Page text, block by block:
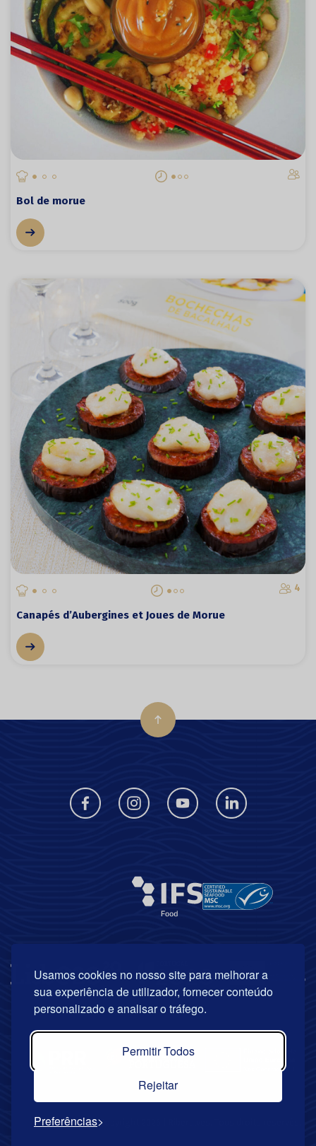
Usamos cookies no nosso site para melhorar a
sua experiência de utilizador, fornecer conteúdo
personalizado e analisar o tráfego.
Permitir Todos
Rejeitar
Preferências
Bol de morue
4
Canapés d’Aubergines et Joues de Morue
© Copyright 2026 | Riberalves. Tous droits réservés. .